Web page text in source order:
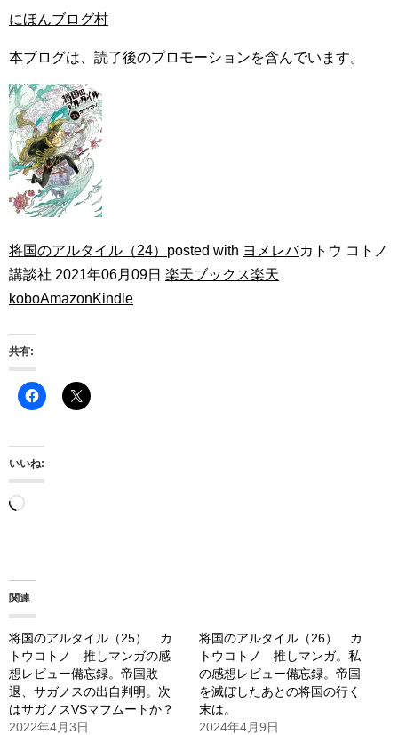
にほんブログ村
本ブログは、読了後のプロモーションを含んでいます。
将国のアルタイル（24） posted with ヨメレバカトウ コトノ
講談社 2021年06月09日 楽天ブックス楽天
koboAmazonKindle
共有:
いいね:
読
み
中…
関連
将国のアルタイル（25） カ
トウコトノ 推しマンガの感
想レビュー備忘録。帝国敗
退、サガノスの出自判明。次
はサガノスVSマフムートか？
2022年4月3日
将国のアルタイル（26） カ
トウコトノ 推しマンガ。私
の感想レビュー備忘録。帝国
を滅ぼしたあとの将国の行く
末は。
2024年4月9日